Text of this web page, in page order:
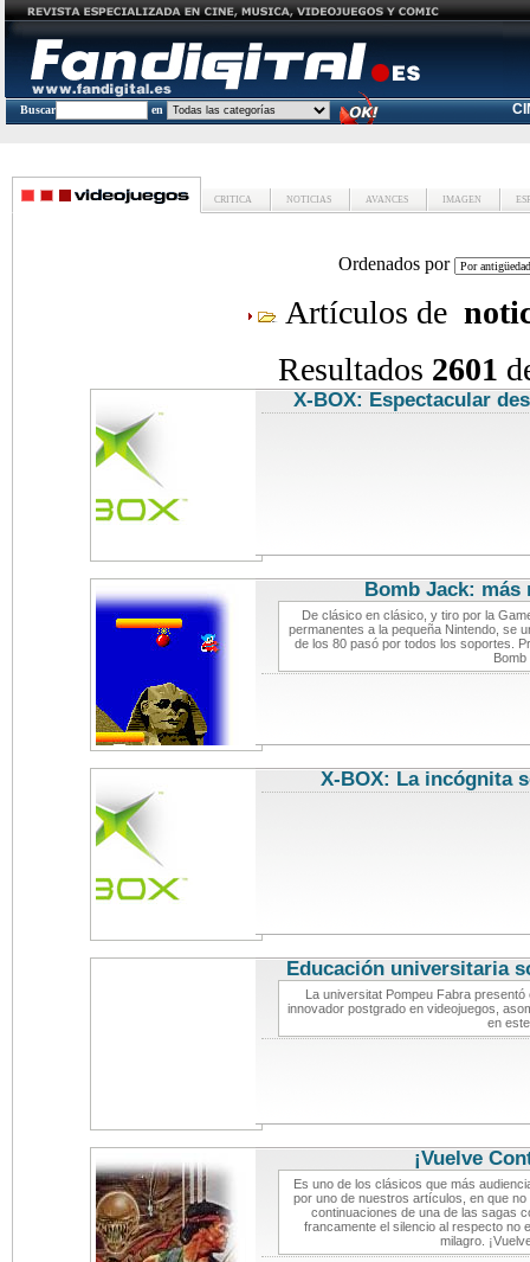
Buscar en
CRITICA NOTICIAS AVANCES IMAGEN
Ordenados por
Artículos de
Resultados 2601
X-BOX: Espectacular
Bomb Jack: más
De clásico en clásico, y tiro por la
permanentes a la pequeña Nintendo, se
de los 80 pasó por todos los soportes.
X-BOX: La incógnita
Educación universitaria
La universitat Pompeu Fabra
innovador postgrado en videojuegos,
en
¡Vuelve
Es uno de los clásicos que más
por uno de nuestros artículos, en que
continuaciones de una de las sagas
francamente el silencio al respecto no
milagro.